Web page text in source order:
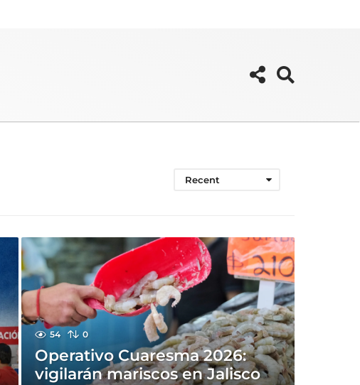
Recent
54 0
Operativo Cuaresma 2026:
vigilarán mariscos en Jalisco